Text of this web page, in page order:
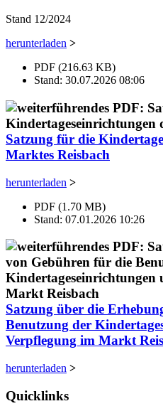
Stand 12/2024
herunterladen >
PDF (216.63 KB)
Stand: 30.07.2026 08:06
Satzung für die
Marktes Reisbach
herunterladen >
PDF (1.70 MB)
Stand: 07.01.2026 10:26
Satzung über die
Benutzung der
Verpflegung im Markt
herunterladen >
Quicklinks